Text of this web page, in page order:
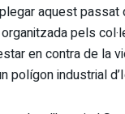
aquest
pels
en contra de la
polígon industrial